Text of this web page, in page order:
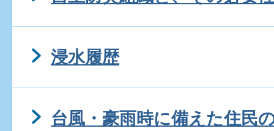
浸水履歴
台風・豪雨時に備えた住民